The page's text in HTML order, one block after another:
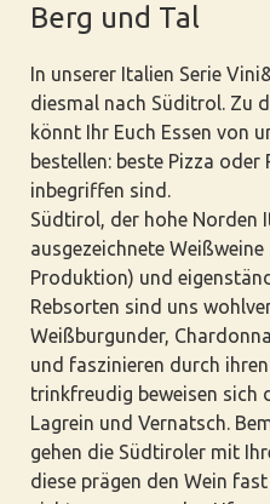
Berg und Tal
In unserer Italien Serie
diesmal nach Süditrol. Zu
könnt Ihr Euch Essen von
bestellen: beste Pizza oder
inbegriffen sind.
Südtirol, der hohe Norden
ausgezeichnete
Produktion) und
Rebsorten sind uns
Weißburgunder,
und faszinieren durch
trinkfreudig beweisen sich
Lagrein und Vernatsch.
gehen die Südtiroler mit
diese prägen den Wein